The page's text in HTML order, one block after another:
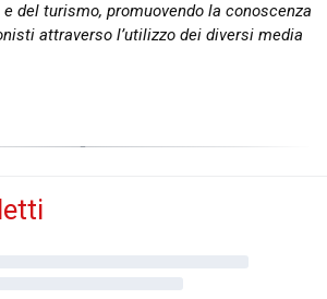
del turismo, promuovendo la conoscenza
attraverso l’utilizzo dei diversi media